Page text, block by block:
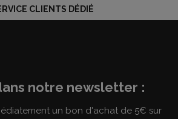
CLIENTS DÉDIÉ
notre newsletter :
un bon d'achat de 5€ sur